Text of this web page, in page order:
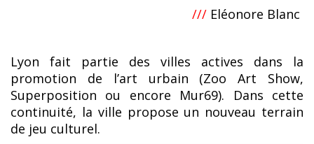
/// Eléonore Blanc
Lyon fait partie des villes actives dans la
promotion de l’art urbain (Zoo Art Show,
Superposition ou encore Mur69). Dans cette
continuité, la ville propose un nouveau terrain
de jeu culturel.